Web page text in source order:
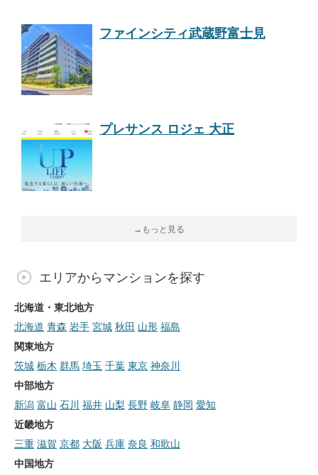
ファインシティ武蔵野富士見
プレサンス ロジェ 大正
→もっと見る
エリアからマンションを探す
北海道・東北地方
北海道 青森 岩手 宮城 秋田 山形 福島
関東地方
茨城 栃木 群馬 埼玉 千葉 東京 神奈川
中部地方
新潟 富山 石川 福井 山梨 長野 岐阜 静岡 愛知
近畿地方
三重 滋賀 京都 大阪 兵庫 奈良 和歌山
中国地方